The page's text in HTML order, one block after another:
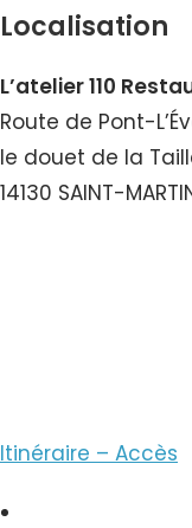
Localisation
L’atelier 110
Route de Pont-
le douet de la
14130 SAINT-
Itinéraire – Accès